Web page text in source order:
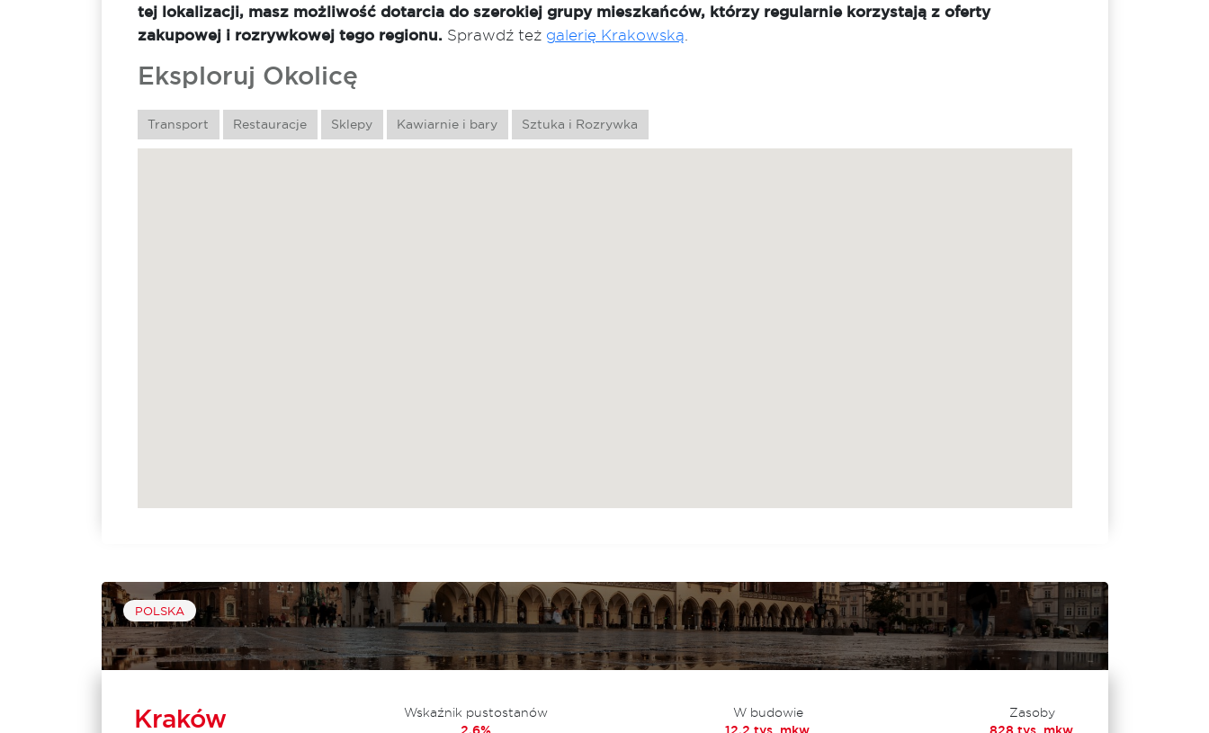
tej lokalizacji, masz możliwość dotarcia do szerokiej grupy mieszkańców, którzy regularnie korzystają z oferty
zakupowej i rozrywkowej tego regionu.Sprawdź też galerię Krakowską
Eksploruj Okolicę
Transport Restauracje Sklepy Kawiarnie i bary Sztuka i Rozrywka
POLSKA
Kraków Wskaźnik pustostanów W budowie Zasoby